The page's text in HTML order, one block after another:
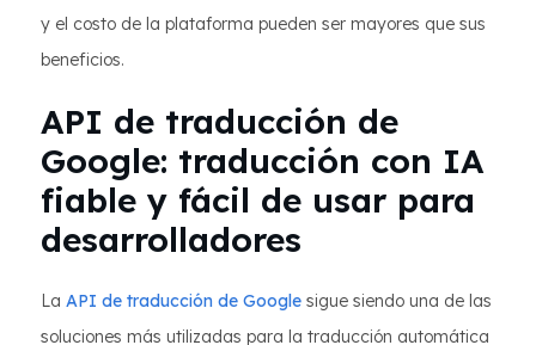
y el costo de la plataforma pueden ser mayores que sus
beneficios.
API de traducción de
Google: traducción con IA
fiable y fácil de usar para
desarrolladores
La API de traducción de Google sigue siendo una de las
soluciones más utilizadas para la traducción automática